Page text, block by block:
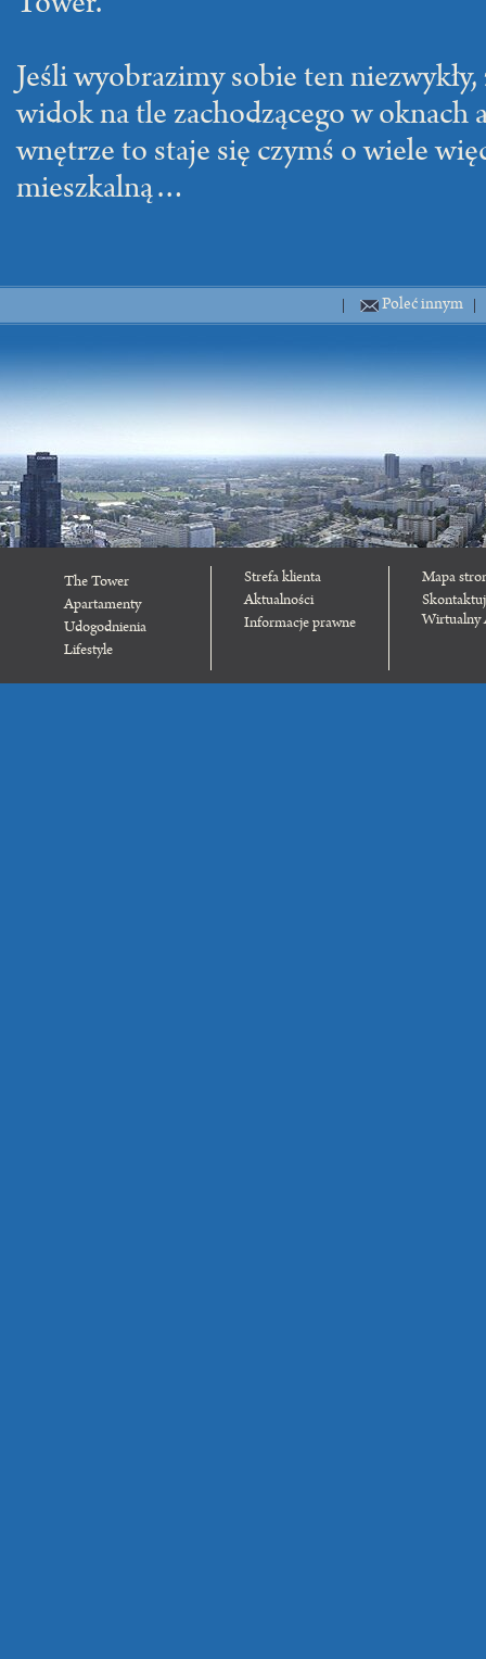
Tower.
Jeśli wyobrazimy sobie ten
widok na tle zachodzącego w oknach
wnętrze to staje się czymś o wiele
mieszkalną…
Poleć innym
The Tower
Apartamenty
Udogodnienia
Lifestyle
Strefa klienta
Aktualności
Informacje prawne
Mapa
Wirtualny